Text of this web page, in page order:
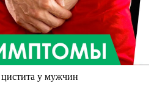
у мужчин